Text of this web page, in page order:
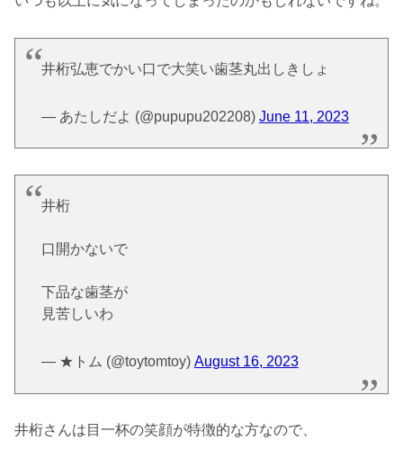
井桁弘恵でかい口で大笑い歯茎丸出しきしょ
— あたしだよ (@pupupu202208) June 11, 2023
井桁
口開かないで
下品な歯茎が
見苦しいわ
— ★トム (@toytomtoy) August 16, 2023
井桁さんは目一杯の笑顔が特徴的な方なので、